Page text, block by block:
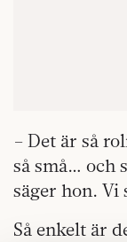
– Det är så
så små… och
säger hon. Vi
Så enkelt är